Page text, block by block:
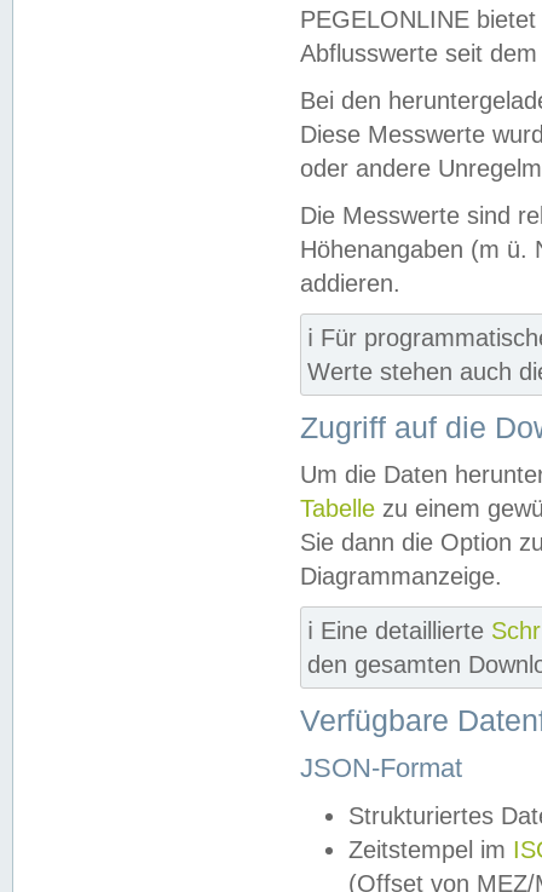
PEGELONLINE
Abflusswerte seit
Bei den
Diese Messwerte
oder andere
Die Messwerte sind
Höhenangaben (m ü.
addieren.
ℹ️ Für
Werte stehen auch
Zugriff auf die
Um die Daten
Tabelle zu einem
Sie dann die Option
Diagrammanzeige.
ℹ️ Eine detaillierte
den gesamten
Verfügbare
JSON-Format
Strukturiertes
Zeitstempel im
(Offset von MEZ/